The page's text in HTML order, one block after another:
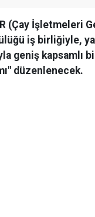
(Çay İşletmeleri
iş birliğiyle,
geniş
düzenlenecek.